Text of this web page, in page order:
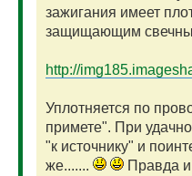
зажигания имеет
защищающим
http://
Уплотняется по
примете". При
"к источнику" и
же.......
Правда и